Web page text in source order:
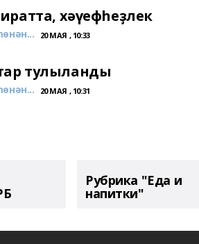
хәүефһеҙлек
20 МАЯ , 10:33
тулыланды
20 МАЯ , 10:31
Рубрика "Еда и
напитки"